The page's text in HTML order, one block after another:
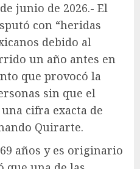
junio de 2026.- El
con “heridas
debido al
un año antes en
que provocó la
sin que el
cifra exacta de
Quirarte.
años y es originario